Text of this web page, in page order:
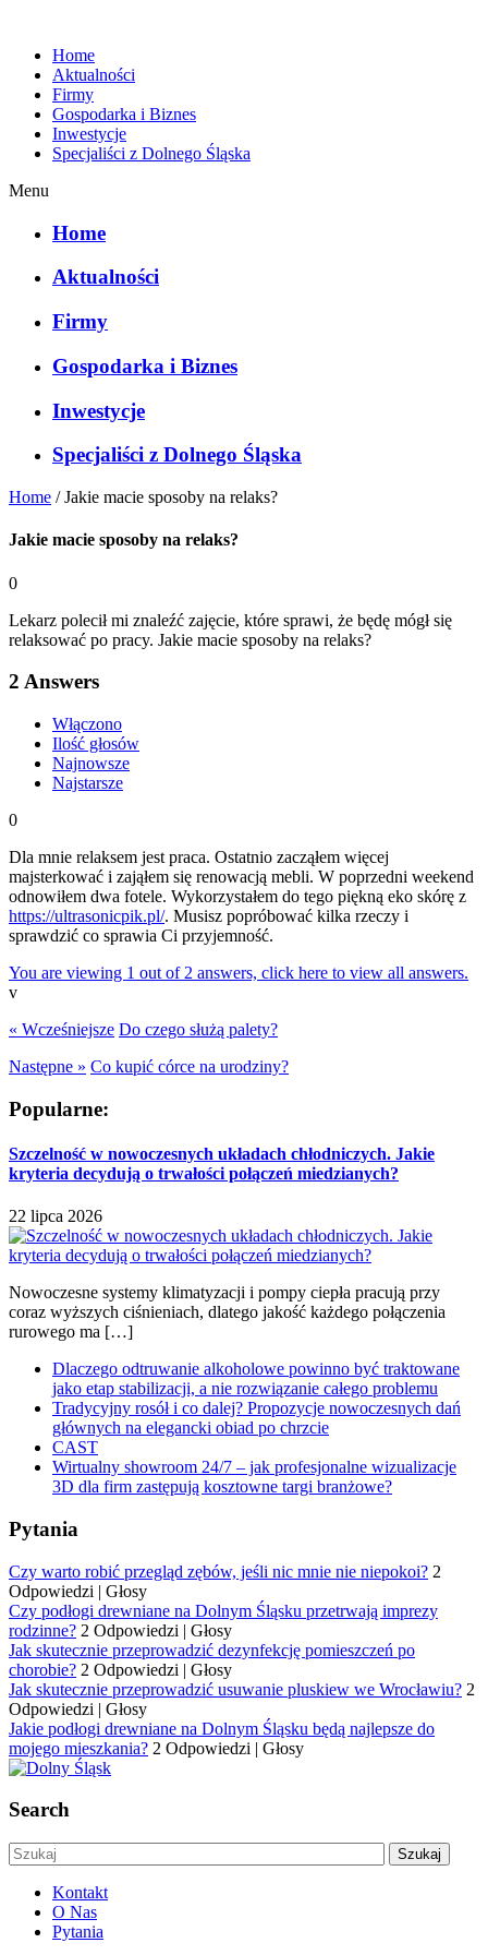
Home
Aktualności
Firmy
Gospodarka i Biznes
Inwestycje
Specjaliści z Dolnego Śląska
Menu
Home
Aktualności
Firmy
Gospodarka i Biznes
Inwestycje
Specjaliści z Dolnego Śląska
Home /Jakie macie sposoby na relaks?
Jakie macie sposoby na relaks?
0
Lekarz polecił mi znaleźć zajęcie, które sprawi, że będę mógł się
relaksować po pracy. Jakie macie sposoby na relaks?
2 Answers
Włączono
Ilość głosów
Najnowsze
Najstarsze
0
Dla mnie relaksem jest praca. Ostatnio zacząłem więcej
majsterkować i zająłem się renowacją mebli. W poprzedni weekend
odnowiłem dwa fotele. Wykorzystałem do tego piękną eko skórę z
https://ultrasonicpik.pl/. Musisz popróbować kilka rzeczy i
sprawdzić co sprawia Ci przyjemność.
You are viewing 1 out of 2 answers, click here to view all answers.
v
« Wcześniejsze Do czego służą palety?
Następne » Co kupić córce na urodziny?
Popularne:
Szczelność w nowoczesnych układach chłodniczych. Jakie
kryteria decydują o trwałości połączeń miedzianych?
22 lipca 2026
Nowoczesne systemy klimatyzacji i pompy ciepła pracują przy
coraz wyższych ciśnieniach, dlatego jakość każdego połączenia
rurowego ma […]
Dlaczego odtruwanie alkoholowe powinno być traktowane
jako etap stabilizacji, a nie rozwiązanie całego problemu
Tradycyjny rosół i co dalej? Propozycje nowoczesnych dań
głównych na elegancki obiad po chrzcie
CAST
Wirtualny showroom 24/7 – jak profesjonalne wizualizacje
3D dla firm zastępują kosztowne targi branżowe?
Pytania
Czy warto robić przegląd zębów, jeśli nic mnie nie niepokoi? 2
Odpowiedzi | Głosy
Czy podłogi drewniane na Dolnym Śląsku przetrwają imprezy
rodzinne? 2 Odpowiedzi | Głosy
Jak skutecznie przeprowadzić dezynfekcję pomieszczeń po
chorobie? 2 Odpowiedzi | Głosy
Jak skutecznie przeprowadzić usuwanie pluskiew we Wrocławiu? 2
Odpowiedzi | Głosy
Jakie podłogi drewniane na Dolnym Śląsku będą najlepsze do
mojego mieszkania? 2 Odpowiedzi | Głosy
Search
Kontakt
O Nas
Pytania